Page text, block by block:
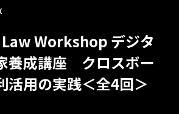
Workshop デジタ
養成講座 クロスボー
活用の実践＜全4回＞